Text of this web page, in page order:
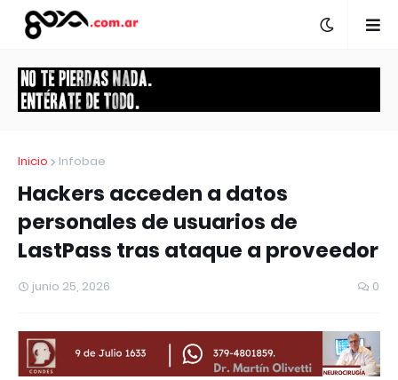
Inicio Infobae
Hackers acceden a datos
personales de usuarios de
LastPass tras ataque a proveedor
junio 25, 2026 0